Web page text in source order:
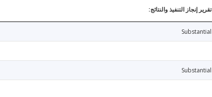
تقرير إنجاز التنفيذ والنتائج:
Substantial
Substantial